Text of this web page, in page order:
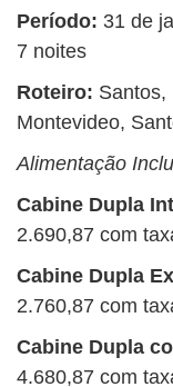
Período: 31 de
7 noites
Roteiro: Santos,
Montevideo,
Alimentação
Cabine Dupla
2.690,87 com
Cabine Dupla
2.760,87 com
Cabine Dupla
4.680,87 com